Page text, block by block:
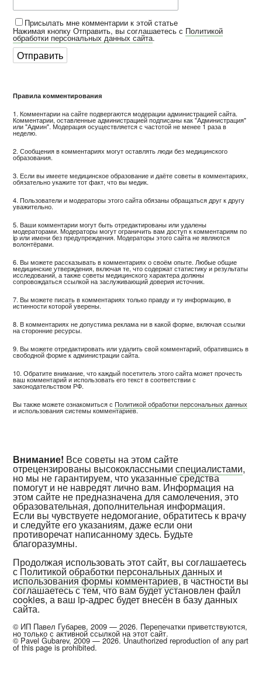
Присылать мне комментарии к этой статье
Нажимая кнопку Отправить, вы соглашаетесь с Политикой
обработки персональных данных сайта.
Правила комментирования
1. Комментарии на сайте подвергаются модерации администрацией сайта.
Комментарии, оставленные администрацией подписаны как "Администрация"
или "Админ". Модерация осуществляется с частотой не менее 1 раза в
неделю.
2. Сообщения в комментариях могут оставлять люди без медицинского
образования.
3. Если вы имеете медицинское образование и даёте советы в комментариях,
обязательно укажите тот факт, что вы медик.
4. Пользователи и модераторы этого сайта обязаны обращаться друг к другу
уважительно.
5. Ваши комментарии могут быть отредактированы или удалены
модераторами. Модераторы могут ограничить вам доступ к комментариям по
ip или имени без предупреждения. Модераторы этого сайта не являются
волонтёрами.
6. Вы можете рассказывать в комментариях о своём опыте. Любые общие
медицинские утверждения, включая те, что содержат статистику и результаты
исследований, а также советы медицинского характера должны
сопровождаться ссылкой на заслуживающий доверия источник.
7. Вы можете писать в комментариях только правду и ту информацию, в
истинности которой уверены.
8. В комментариях не допустима реклама ни в какой форме, включая ссылки
на сторонние ресурсы.
9. Вы можете отредактировать или удалить свой комментарий, обратившись в
свободной форме к администрации сайта.
10. Обратите внимание, что каждый посетитель этого сайта может прочесть
ваш комментарий и использовать его текст в соответствии с
законодательством РФ.
Вы также можете ознакомиться сПолитикой обработки персональных данных
и использования системы комментариев.
Внимание! Все советы на этом сайте
отрецензированы высококласснымиспециалистами,
но мы не гарантируем, что указанные средства
помогут и не навредят лично вам. Информация на
этом сайте не предназначена для самолечения, это
образовательная, дополнительная информация.
Если вы чувствуете недомогание, обратитесь к врачу
и следуйте его указаниям, даже если они
противоречат написанному здесь. Будьте
благоразумны.
Продолжая использовать этот сайт, вы соглашаетесь
с Политикой обработки персональных данных и
использования формы комментариев, в частности вы
соглашаетесь с тем, что вам будет установлен файл
cookies, а ваш ip-адрес будет внесён в базу данных
сайта.
© ИП Павел Губарев, 2009 — 2026. Перепечатки приветствуются,
но только с активной ссылкой на этот сайт.
© Pavel Gubarev, 2009 — 2026. Unauthorized reproduction of any part
of this page is prohibited.